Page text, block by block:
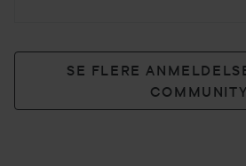
SE FLERE
COMMUNITY